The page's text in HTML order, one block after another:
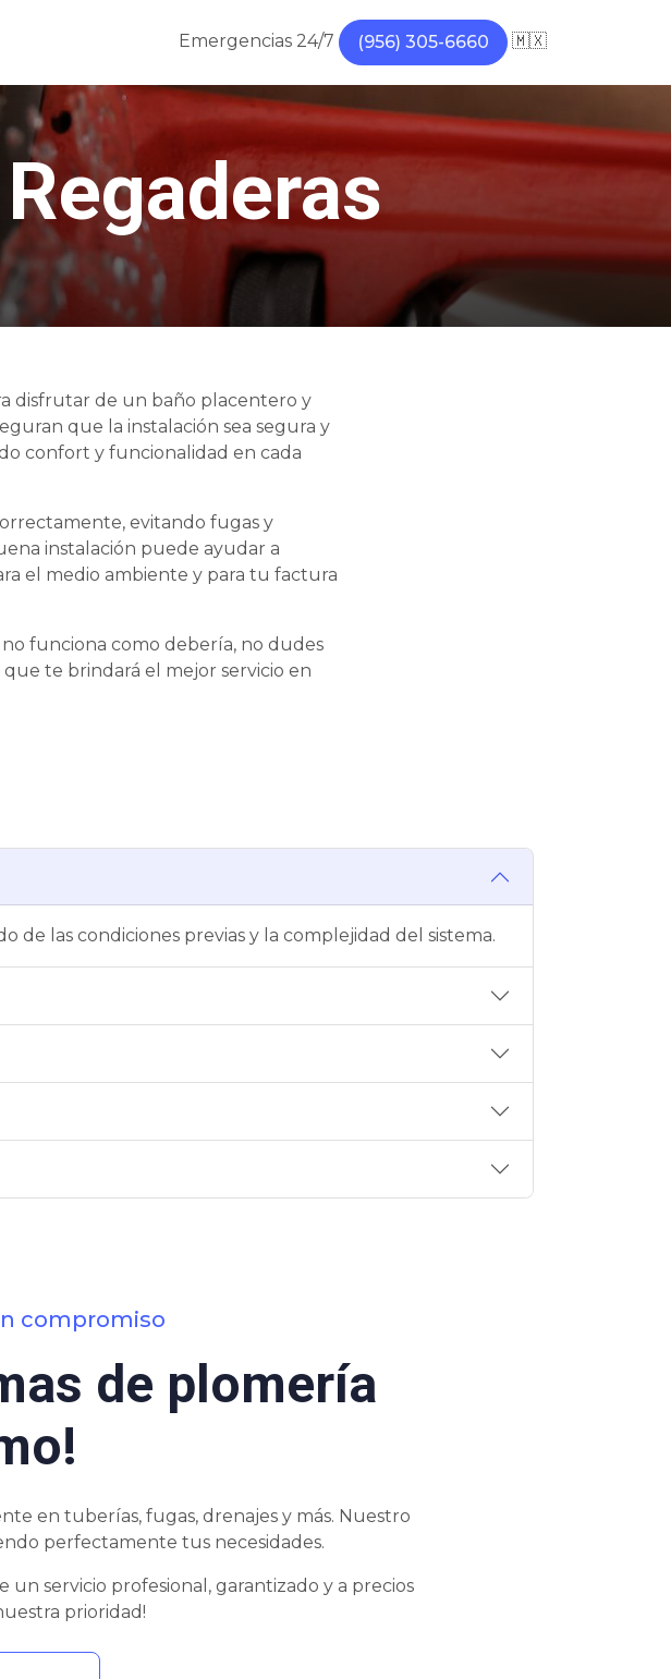
Emergencias 24/7 (956) 305-6660 🇲🇽
disfrutar de un baño placentero y
que la instalación sea segura y
confort y funcionalidad en cada
evitando fugas y
instalación puede ayudar a
el medio ambiente y para tu factura
funciona como debería, no dudes
te brindará el mejor servicio en
de las condiciones previas y la complejidad del sistema.
compromiso
de plomería
en tuberías, fugas, drenajes y más. Nuestro
perfectamente tus necesidades.
un servicio profesional, garantizado y a precios
prioridad!